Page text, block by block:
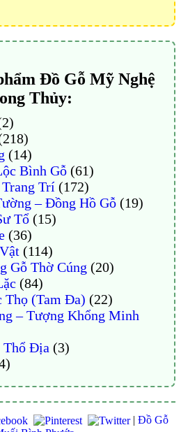
Đồ Gỗ Mỹ Nghệ
Thủy:
(14)
Bình Gỗ(61)
Trí(172)
– Đồng Hồ Gỗ(19)
Tổ(15)
(36)
(114)
Gỗ Thờ Cúng (20)
(84)
Thọ (Tam Đa) (22)
– Tượng Khổng Minh
Thổ Địa (3)
| Đồ Gỗ